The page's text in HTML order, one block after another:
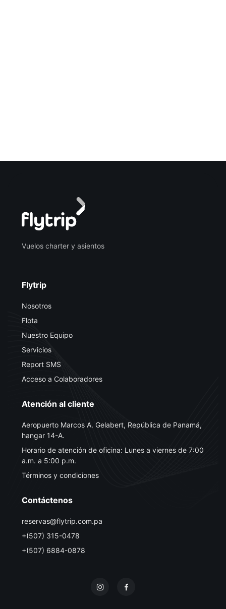
Vuelos charter y asientos
Flytrip
Nosotros
Flota
Nuestro Equipo
Servicios
Report SMS
Acceso a Colaboradores
Atención al cliente
Aeropuerto Marcos A. Gelabert, República de Panamá,
hangar 14-A.
Horario de atención de oficina: Lunes a viernes de 7:00
a.m. a 5:00 p.m.
Términos y condiciones
Contáctenos
reservas@flytrip.com.pa
+(507) 315-0478
+(507) 6884-0878